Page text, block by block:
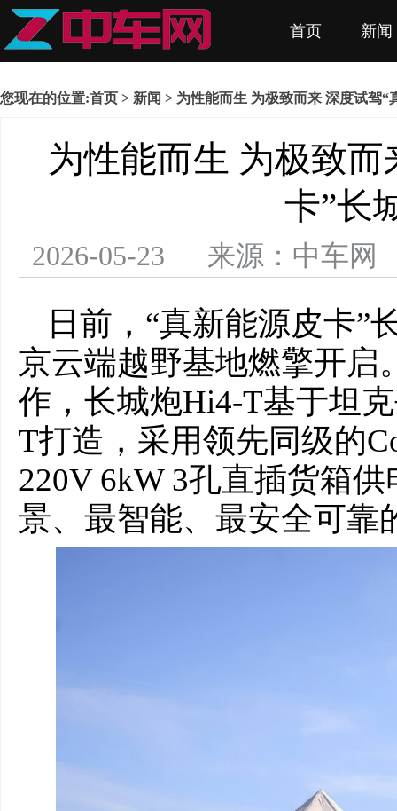
首页 新闻
您现在的位置:首页 > 新闻 > 为性能而生 为极致而来 深度试驾“
为性能而生 为极致
卡”长
2026-05-23 来源：中车
日前，“真新能源皮卡”
京云端越野基地燃擎开启
作，长城炮Hi4-T基于坦
T打造，采用领先同级的
220V 6kW 3孔直插货箱
景、最智能、最安全可靠